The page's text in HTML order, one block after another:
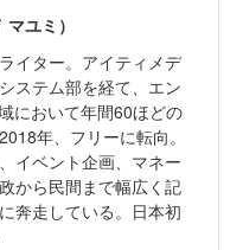
ユミ）
イター。アイティメデ
ステム部を経て、エン
において年間60ほどの
年、フリーに転向。
イベント企画、マネー
から民間まで幅広く記
奔走している。日本初